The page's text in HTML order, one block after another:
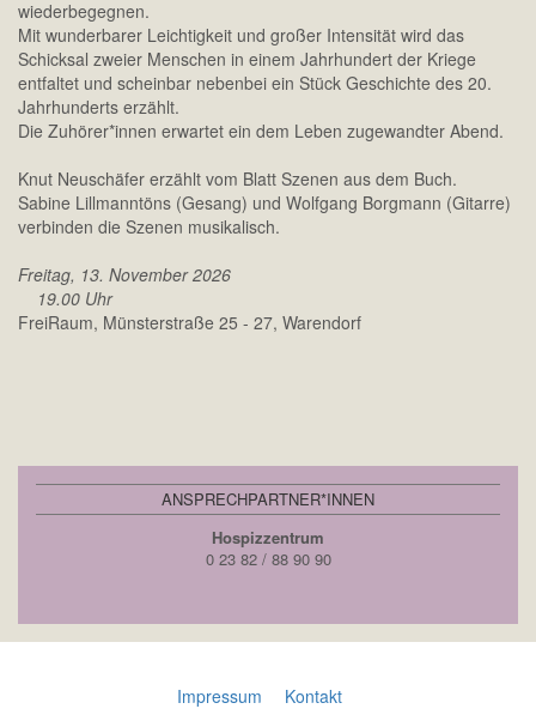
wiederbegegnen.
Mit wunderbarer Leichtigkeit und großer Intensität wird das
Schicksal zweier Menschen in einem Jahrhundert der Kriege
entfaltet und scheinbar nebenbei ein Stück Geschichte des 20.
Jahrhunderts erzählt.
Die Zuhörer*innen erwartet ein dem Leben zugewandter Abend.
Knut Neuschäfer erzählt vom Blatt Szenen aus dem Buch.
Sabine Lillmanntöns (Gesang) und Wolfgang Borgmann (Gitarre)
verbinden die Szenen musikalisch.
Freitag, 13. November 2026
19.00 Uhr
FreiRaum, Münsterstraße 25 - 27, Warendorf
ANSPRECHPARTNER*INNEN
Hospizzentrum
0 23 82 / 88 90 90
Impressum Kontakt